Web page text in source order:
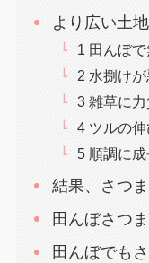
より広い土
1 田んぼ
2 水捌け
3 雑草に力
4 ツルの
5 順調に
結果、さつ
田んぼさつ
田んぼでも